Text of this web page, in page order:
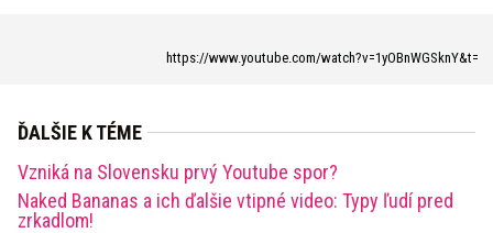
https://www.youtube.com/watch?v=1yOBnWGSknY&t=
ĎALŠIE K TÉME
Vzniká na Slovensku prvý Youtube spor?
Naked Bananas a ich ďalšie vtipné video: Typy ľudí pred
zrkadlom!